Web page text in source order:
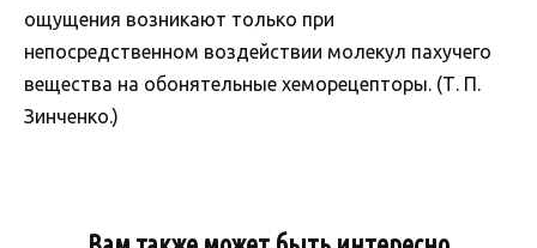
ощущения возникают только при
непосредственном воздействии молекул пахучего
вещества на обонятельные хеморецепторы. (Т. П.
Зинченко.)